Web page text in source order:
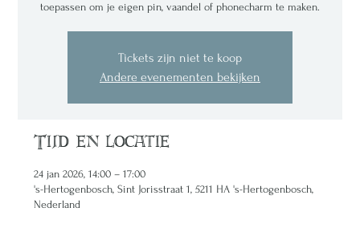
toepassen om je eigen pin, vaandel of phonecharm te maken.
Tickets zijn niet te koop
Andere evenementen bekijken
Tijd en locatie
24 jan 2026, 14:00 – 17:00
's-Hertogenbosch, Sint Jorisstraat 1, 5211 HA 's-Hertogenbosch,
Nederland